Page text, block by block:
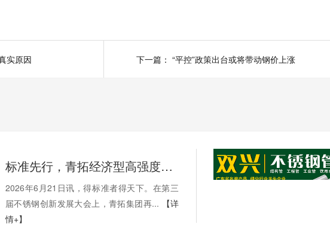
实原因 下一篇： “平控”​​政策出台或将带动钢价上涨
标准先行，青拓经济型高强度不锈钢纳入超48项国标、行标和团标
2026年6月21日讯，得标准者得天下。在第三
届不锈钢创新发展大会上，青拓集团再...
【详
情+】